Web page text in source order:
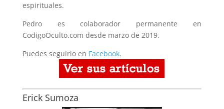
espirituales.
Pedro es colaborador permanente en
CodigoOculto.com desde marzo de 2019.
Puedes seguirlo en Facebook.
Erick Sumoza